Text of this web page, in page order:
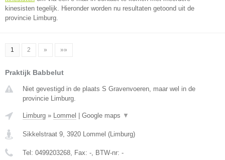
kinesisten tegelijk. Hieronder worden nu resultaten getoond uit de
provincie Limburg.
1 2 » »»
Praktijk Babbelut
Niet gevestigd in de plaats S Gravenvoeren, maar wel in de
provincie Limburg.
Limburg » Lommel Google maps ▼
Sikkelstraat 9, 3920 Lommel (Limburg)
Tel: 0499203268, Fax: -, BTW-nr: -